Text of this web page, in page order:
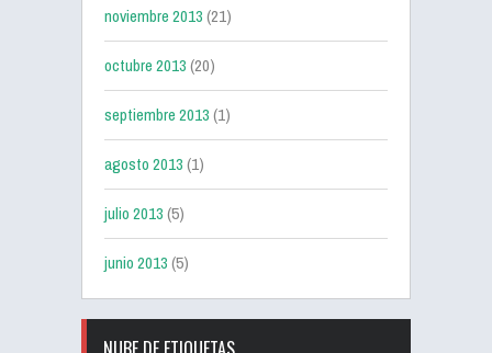
noviembre 2013(21)
octubre 2013(20)
septiembre 2013(1)
agosto 2013(1)
julio 2013(5)
junio 2013(5)